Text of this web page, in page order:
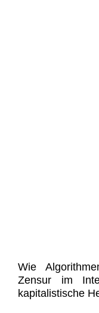
Wie
Zensur im
kapitalistische